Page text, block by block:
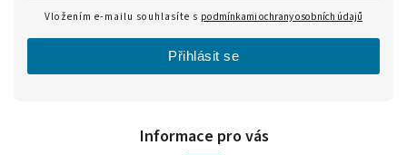
Informace pro vás
Vložením e-mailu souhlasíte s podmínkami ochrany osobních údajů
Přihlásit se